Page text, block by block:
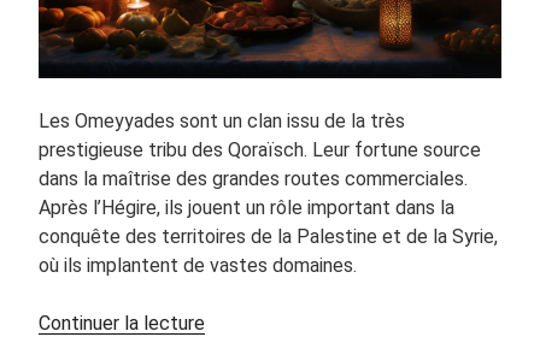
Les Omeyyades sont un clan issu de la très
prestigieuse tribu des Qoraïsch. Leur fortune source
dans la maîtrise des grandes routes commerciales.
Après l’Hégire, ils jouent un rôle important dans la
conquête des territoires de la Palestine et de la Syrie,
où ils implantent de vastes domaines.
Continuer la lecturede